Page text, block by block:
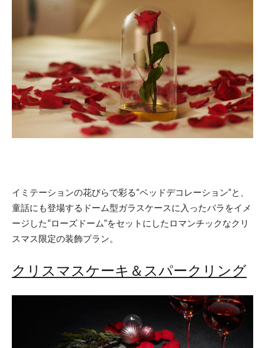
イミテーションの花びらで彩る“ベッドデコレーション”と、
童話にも登場するドーム型ガラスケースに入ったバラをイメ
ージした“ローズドーム”をセットにしたロマンチックなクリ
スマス限定の装飾プラン。
クリスマスケーキ＆スパークリング